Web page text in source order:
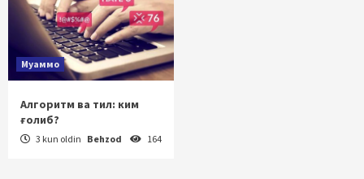
Муаммо
Алгоритм ва тил: ким
ғолиб?
3 kun oldin Behzod 164